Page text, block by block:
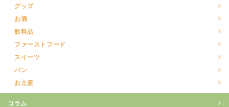
グッズ
お酒
飲料品
ファーストフード
スイーツ
パン
お土産
コラム